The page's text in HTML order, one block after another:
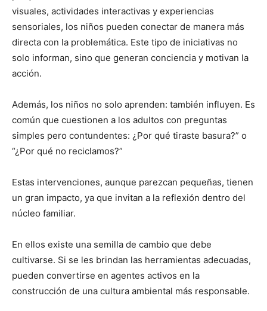
visuales, actividades interactivas y experiencias
sensoriales, los niños pueden conectar de manera más
directa con la problemática. Este tipo de iniciativas no
solo informan, sino que generan conciencia y motivan la
acción.
Además, los niños no solo aprenden: también influyen. Es
común que cuestionen a los adultos con preguntas
simples pero contundentes: ¿Por qué tiraste basura?” o
“¿Por qué no reciclamos?”
Estas intervenciones, aunque parezcan pequeñas, tienen
un gran impacto, ya que invitan a la reflexión dentro del
núcleo familiar.
En ellos existe una semilla de cambio que debe
cultivarse. Si se les brindan las herramientas adecuadas,
pueden convertirse en agentes activos en la
construcción de una cultura ambiental más responsable.